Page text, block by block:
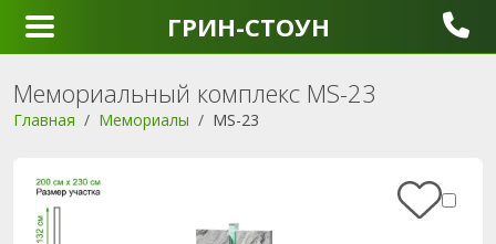
ГРИН-СТОУН
Мемориальный комплекс MS-23
Главная Мемориалы MS-23